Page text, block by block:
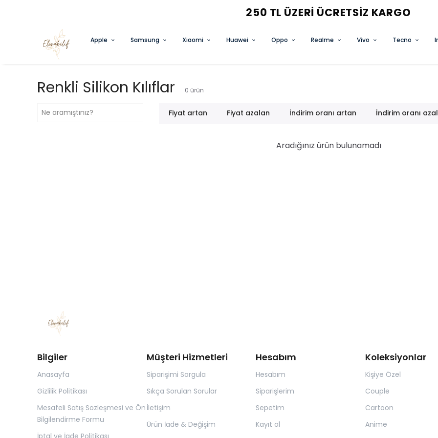
Apple Samsung Xiaomi Huawei Oppo Realme Vivo Tecno
Renkli Silikon Kılıflar 0 ürün
Fiyat artan Fiyat azalan İndirim oranı artan İndirim oranı
Aradığınız ürün bulunamadı
Bilgiler
Anasayfa
Gizlilik Politikası
Mesafeli Satış Sözleşmesi ve Ön
Bilgilendirme Formu
İptal ve İade Politikası
Müşteri Hizmetleri
Siparişimi Sorgula
Sıkça Sorulan Sorular
İletişim
Ürün İade & Değişim
Hesabım
Hesabım
Siparişlerim
Sepetim
Kayıt ol
Koleksiyonlar
Kişiye Özel
Couple
Cartoon
Anime